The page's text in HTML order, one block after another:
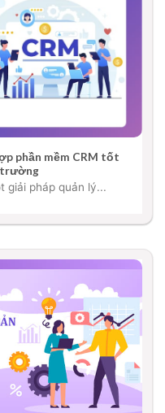
phần mềm CRM tốt
giải pháp quản lý...